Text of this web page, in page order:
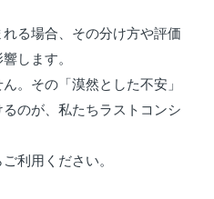
る場合、その分け方や評価
します。
。その「漠然とした不安」
のが、私たちラストコンシ
利用ください。